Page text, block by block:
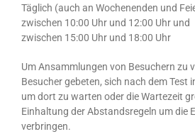
Täglich (auch an Wochenenden und
zwischen 10:00 Uhr und 12:00 Uhr und
zwischen 15:00 Uhr und 18:00 Uhr
Um Ansammlungen von Besuchern zu
Besucher gebeten, sich nach dem Test
um dort zu warten oder die Wartezeit
Einhaltung der Abstandsregeln um die
verbringen.